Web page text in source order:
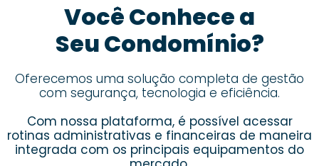
Você Conhece a
Seu Condomínio?
Oferecemos uma solução completa de gestão
com segurança, tecnologia e eficiência.
Com nossa plataforma, é possível acessar
rotinas administrativas e financeiras de maneira
integrada com os principais equipamentos do